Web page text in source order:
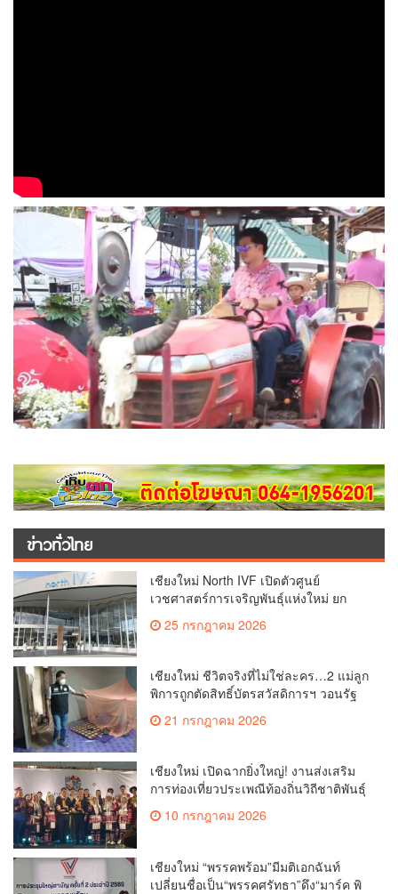
ข่าวทั่วไทย
เชียงใหม่ North IVF เปิดตัวศูนย์
เวชศาสตร์การเจริญพันธุ์แห่งใหม่ ยก
บุตรยากของภูมิภาค(คลิป)
25 กรกฎาคม 2026
เชียงใหม่ ชีวิตจริงที่ไม่ใช่ละคร…2 แม่ลูก
พิการถูกตัดสิทธิ์บัตรสวัสดิการฯ วอนรัฐ
ทบทวนเกณฑ์ช่วยคนจน(คลิป)
21 กรกฎาคม 2026
เชียงใหม่ เปิดฉากยิ่งใหญ่! งานส่งเสริม
การท่องเที่ยวประเพณีท้องถิ่นวิถีชาติพันธุ์
ล้านนา(คลิป)
10 กรกฎาคม 2026
เชียงใหม่ “พรรคพร้อม”มีมติเอกฉันท์
เปลี่ยนชื่อเป็น“พรรคศรัทธา”ดึง“มาร์ค พิ